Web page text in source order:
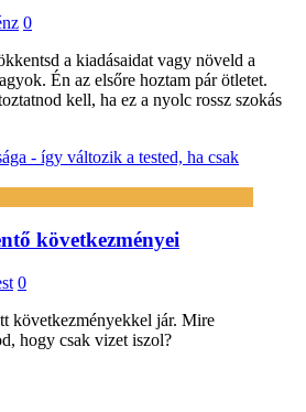
0
a kiadásaidat vagy növeld a
Én az elsőre hoztam pár ötletet.
kell, ha ez a nyolc rossz szokás
következményei
0
következményekkel jár. Mire
hogy csak vizet iszol?